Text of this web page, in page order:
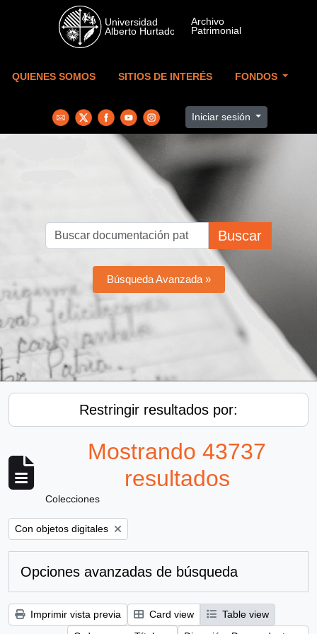
Skip to main content
QUIENES SOMOS SITIOS DE INTERÉS FONDOS
Iniciar sesión
Buscar
Búsqueda Avanzada »
Restringir resultados por:
Mostrando 43737
resultados
Colecciones
Remove filter:
Con objetos digitales
Opciones avanzadas de búsqueda
Imprimir vista previa Card view
Table view